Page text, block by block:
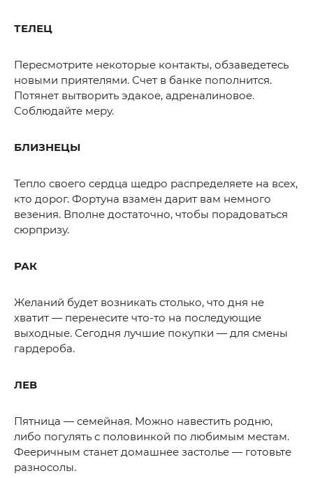
ТЕЛЕЦ
Пересмотрите некоторые контакты, обзаведетесь
новыми приятелями. Счет в банке пополнится.
Потянет вытворить эдакое, адреналиновое.
Соблюдайте меру.
БЛИЗНЕЦЫ
Тепло своего сердца щедро распределяете на всех,
кто дорог. Фортуна взамен дарит вам немного
везения. Вполне достаточно, чтобы порадоваться
сюрпризу.
РАК
Желаний будет возникать столько, что дня не
хватит — перенесите что-то на последующие
выходные. Сегодня лучшие покупки — для смены
гардероба.
ЛЕВ
Пятница — семейная. Можно навестить родню,
либо погулять с половинкой по любимым местам.
Фееричным станет домашнее застолье — готовьте
разносолы.